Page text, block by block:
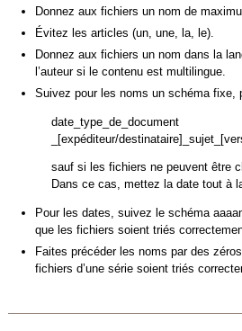
Donnez aux fichiers un nom de
Évitez les articles (un, une, la, le).
Donnez aux fichiers un nom dans la
l’auteur si le contenu est multilingue.
Suivez pour les noms un schéma fixe,
date_type_de_document
_[expéditeur/
sauf si les fichiers ne peuvent être
Dans ce cas, mettez la date tout à
Pour les dates, suivez le schéma
que les fichiers soient triés
Faites précéder les noms par des
fichiers d’une série soient triés